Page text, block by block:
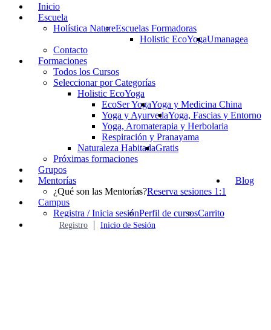
Inicio
Escuela
Holística NatureEscuelas Formadoras
Holistic EcoYogaUmanagea
Contacto
Formaciones
Todos los Cursos
Seleccionar por Categorías
Holistic EcoYoga
EcoSer YogaYoga y Medicina China
Yoga y AyurvedaYoga, Fascias y Entorno
Yoga, Aromaterapia y Herbolaria
Respiración y Pranayama
Naturaleza HabitadaGratis
Próximas formaciones
Grupos
Mentorías
¿Qué son las Mentorías?Reserva sesiones 1:1
Blog
Campus
Registra / Inicia sesiónPerfil de cursosCarrito
Registro Inicio de Sesión